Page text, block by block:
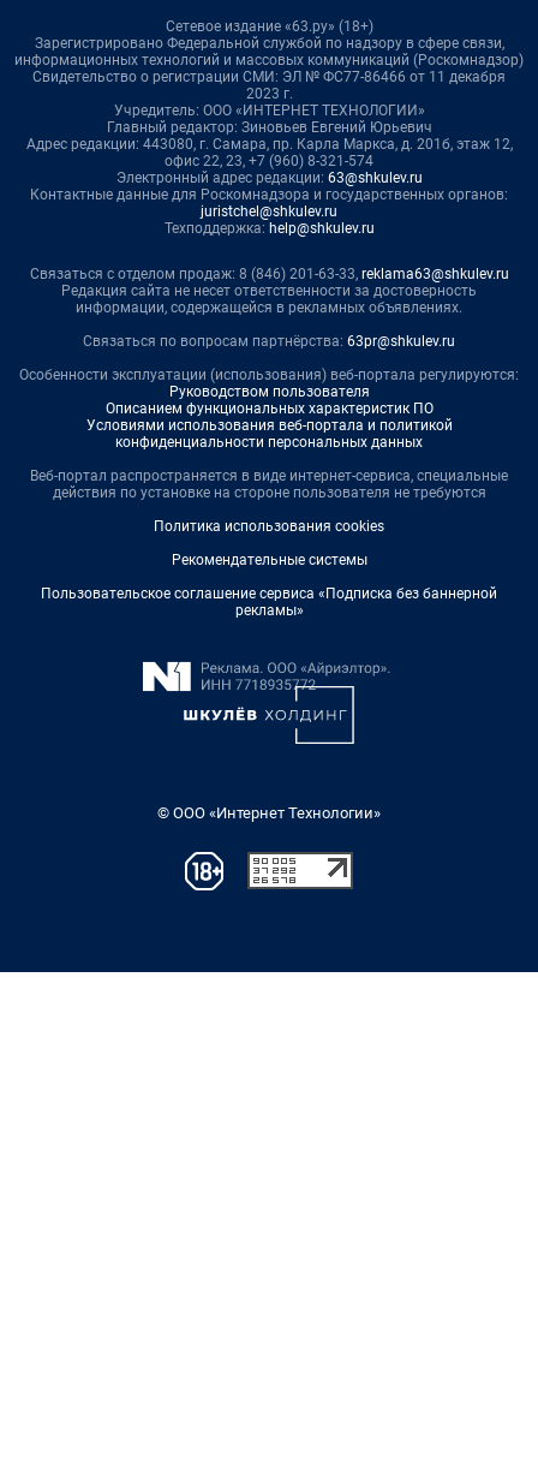
Сетевое издание «63.ру» (18+)
Зарегистрировано Федеральной службой по надзору в сфере связи,
информационных технологий и массовых коммуникаций (Роскомнадзор)
Свидетельство о регистрации СМИ: ЭЛ № ФС77-86466 от 11 декабря
2023 г.
Учредитель: ООО «ИНТЕРНЕТ ТЕХНОЛОГИИ»
Главный редактор: Зиновьев Евгений Юрьевич
Адрес редакции: 443080, г. Самара, пр. Карла Маркса, д. 201б, этаж 12,
офис 22, 23, +7 (960) 8-321-574
Электронный адрес редакции: 63@shkulev.ru
Контактные данные для Роскомнадзора и государственных органов:
juristchel@shkulev.ru
Техподдержка: help@shkulev.ru
Связаться с отделом продаж: 8 (846) 201-63-33, reklama63@shkulev.ru
Редакция сайта не несет ответственности за достоверность
информации, содержащейся в рекламных объявлениях.
Связаться по вопросам партнёрства: 63pr@shkulev.ru
Особенности эксплуатации (использования) веб-портала регулируются:
Руководством пользователя
Описанием функциональных характеристик ПО
Условиями использования веб-портала и политикой
конфиденциальности персональных данных
Веб-портал распространяется в виде интернет-сервиса, специальные
действия по установке на стороне пользователя не требуются
Политика использования cookies
Рекомендательные системы
Пользовательское соглашение сервиса «Подписка без баннерной
рекламы»
© ООО «Интернет Технологии»